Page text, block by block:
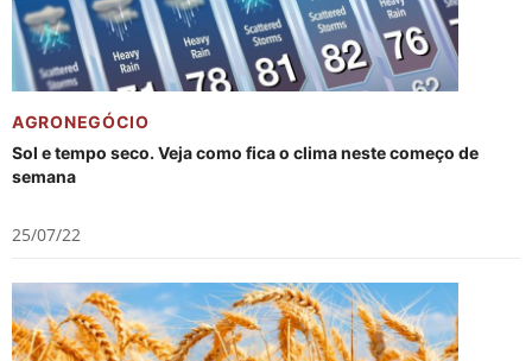
AGRONEGÓCIO
Sol e tempo seco. Veja como fica o clima neste começo de
semana
25/07/22